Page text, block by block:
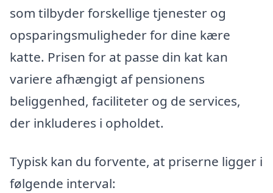
som tilbyder forskellige tjenester og
opsparingsmuligheder for dine kære
katte. Prisen for at passe din kat kan
variere afhængigt af pensionens
beliggenhed, faciliteter og de services,
der inkluderes i opholdet.
Typisk kan du forvente, at priserne ligger i
følgende interval: